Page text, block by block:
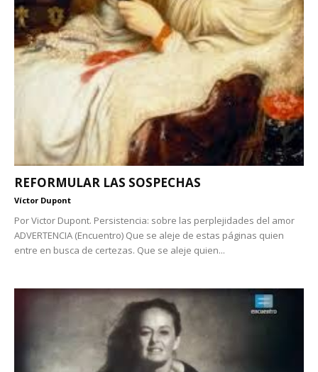
REFORMULAR LAS SOSPECHAS
Víctor Dupont
Por Victor Dupont. Persistencia: sobre las perplejidades del amor
ADVERTENCIA (Encuentro) Que se aleje de estas páginas quien
entre en busca de certezas. Que se aleje quien...